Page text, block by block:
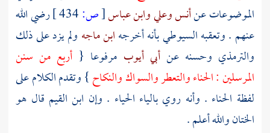
الموضوعات عنأنسوعليوابن عباس[ص:
رضي الله
عنهم . وتعقبهالسيوطيبأنه أخرجهابن ماجه ولم يزد على ذلك
والترمذي وحسنه عنأبي أيوب مرفوعا { أربع من سنن
المرسلين : الحناء والتعطر والسواك والنكاح} وتقدم الكلام على
لفظة الحناء . وأنه روي بالياء الحياء . وإن ابن القيم قال هو
الختان والله أعلم .